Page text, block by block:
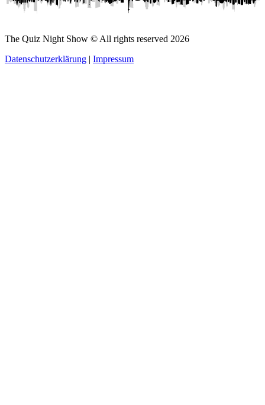
The Quiz Night Show © All rights reserved 2026
Datenschutzerklärung | Impressum